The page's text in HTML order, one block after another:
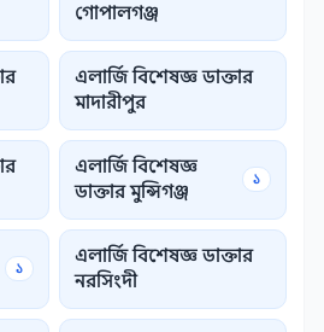
গোপালগঞ্জ
এলার্জি বিশেষজ্ঞ ডাক্তার
মাদারীপুর
এলার্জি বিশেষজ্ঞ
ডাক্তার মুন্সিগঞ্জ
১
১
এলার্জি বিশেষজ্ঞ ডাক্তার
নরসিংদী